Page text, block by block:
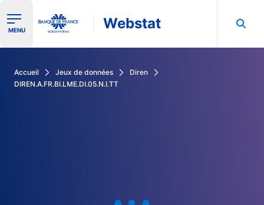
Ouvrir le menu de navigation
MENU Webstat
Accueil Jeux de données
Diren
DIREN.A.FR.BI.LME.DI.05.N.I.TT